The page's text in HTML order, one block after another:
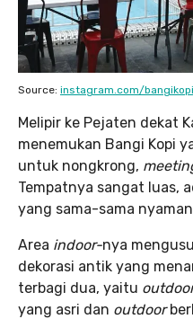
Source: instagram.com/
Melipir ke Pejaten dekat
menemukan Bangi Kopi
untuk nongkrong,
Tempatnya sangat luas,
yang sama-sama
Area indoor-nya
dekorasi antik yang
terbagi dua, yaitu
yang asri dan outdoor